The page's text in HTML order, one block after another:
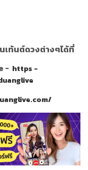
เท้นต์ดวงต่างๆได้ที่
- https -